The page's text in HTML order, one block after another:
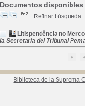
Documentos
Refinar búsqueda
Litispendência no
la Secretaría del Tribunal
Biblioteca de la Suprema